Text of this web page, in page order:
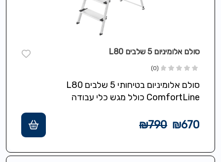
סולם אלומיניום 5 שלבים L80
(0)
סולם אלומיניום בטיחותי 5 שלבים L80
ComfortLine כולל מגש כלי עבודה
קליפס תליה/הסרה,שלבי XXL עומק 13…
₪790 ₪670